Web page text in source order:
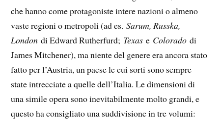
che hanno come protagoniste intere nazioni o almeno
vaste regioni o metropoli (ad es.Sarum, Russka,
London di Edward Rutherfurd; Texas e Colorado di
James Mitchener), ma niente del genere era ancora stato
fatto per l’Austria, un paese le cui sorti sono sempre
state intrecciate a quelle dell’Italia. Le dimensioni di
una simile opera sono inevitabilmente molto grandi, e
questo ha consigliato una suddivisione in tre volumi: